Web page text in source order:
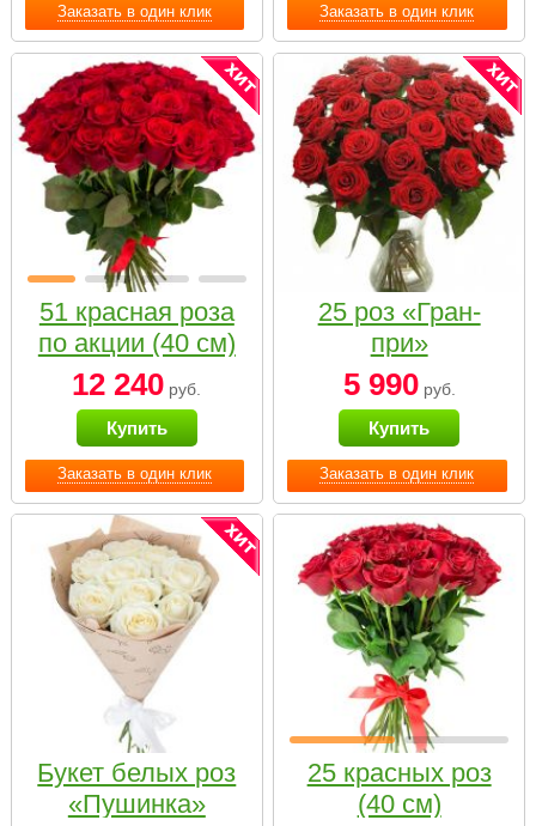
Заказать в один клик Заказать в один клик
Заказать в один клик
51 красная роза
по акции (40 см)
12 240 руб.
Купить
Заказать в один клик
25 роз «Гран-
при»
5 990руб.
Купить
Букет белых роз
«Пушинка»
25 красных роз
(40 см)